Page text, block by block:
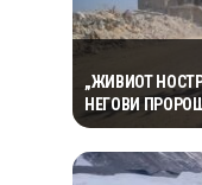
„ЖИВИОТ
НЕГОВИ
ОСТВАРИЛЕ –